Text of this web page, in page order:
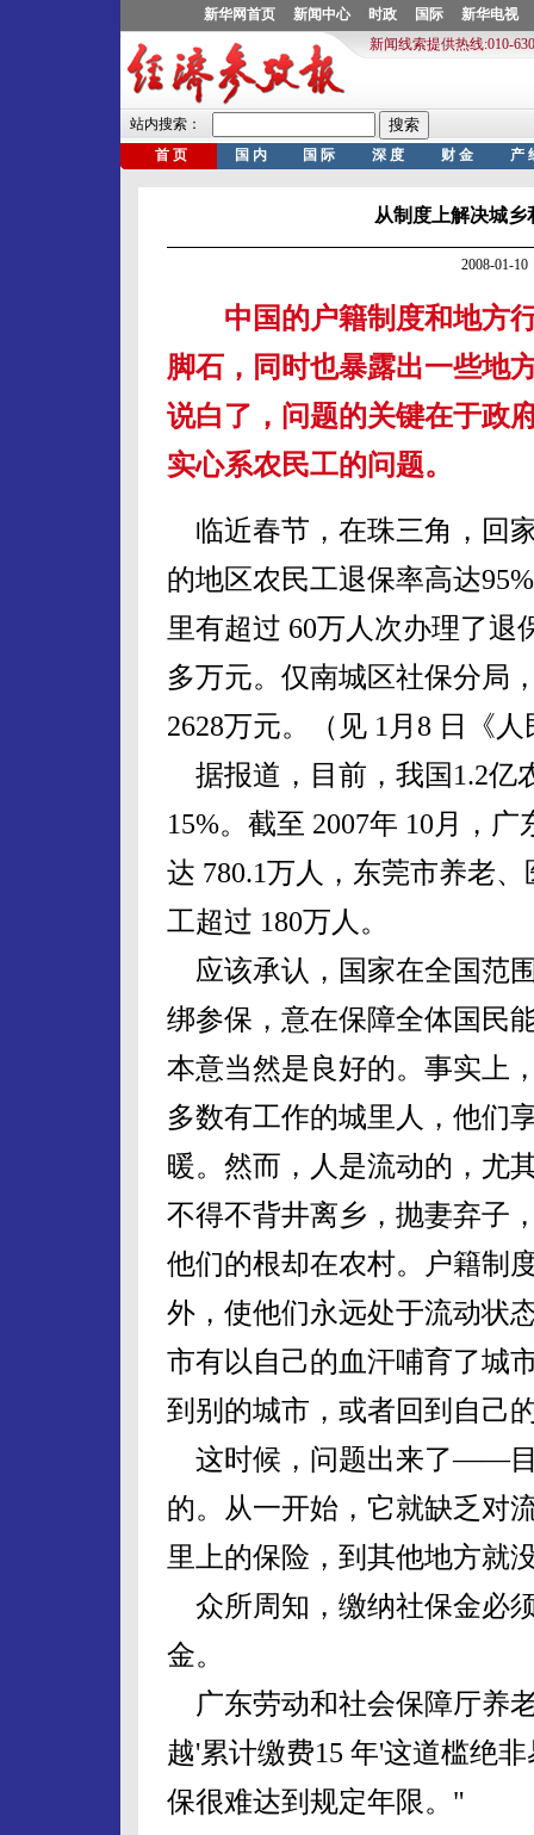
从制度上解决城
2008-01-
中国的户籍制度和地方
脚石，同时也暴露出一些地
说白了，问题的关键在于政
实心系农民工的问题。
临近春节，在珠三角，回
的地区农民工退保率高达
里有超过 60万人次办理了退
多万元。仅南城区社保分局
2628万元。（见 1月8 日《
据报道，目前，我国1.2亿
15%。截至 2007年 10月，
达 780.1万人，东莞市养老
工超过 180万人。
应该承认，国家在全国范
绑参保，意在保障全体国民
本意当然是良好的。事实上
多数有工作的城里人，他们
暖。然而，人是流动的，尤
不得不背井离乡，抛妻弃子
他们的根却在农村。户籍制
外，使他们永远处于流动状
市有以自己的血汗哺育了城
到别的城市，或者回到自己
这时候，问题出来了——目
的。从一开始，它就缺乏对
里上的保险，到其他地方就
众所周知，缴纳社保金必
金。
广东劳动和社会保障厅养
越'累计缴费15 年'这道槛绝
保很难达到规定年限。"